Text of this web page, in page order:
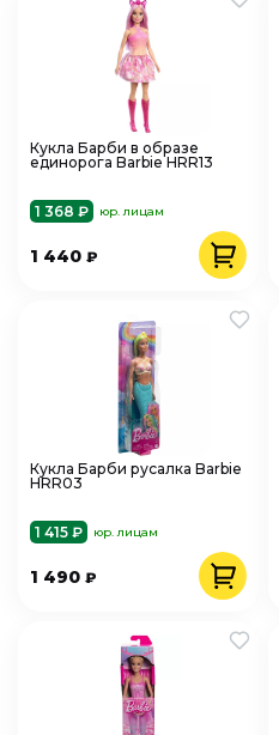
Кукла Барби в образе
единорога Barbie HRR13
1 368 ₽ юр. лицам
1 440 ₽
Кукла Барби русалка Barbie
HRR03
1 415 ₽ юр. лицам
1 490 ₽